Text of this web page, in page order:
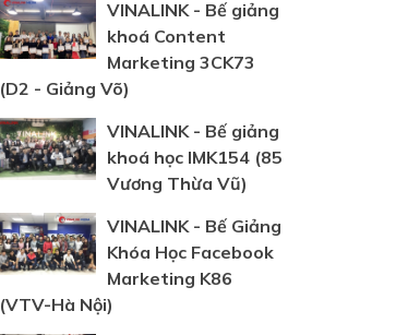
VINALINK - Bế giảng
khoá Content
Marketing 3CK73
(D2 - Giảng Võ)
VINALINK - Bế giảng
khoá học IMK154 (85
Vương Thừa Vũ)
VINALINK - Bế Giảng
Khóa Học Facebook
Marketing K86
(VTV-Hà Nội)